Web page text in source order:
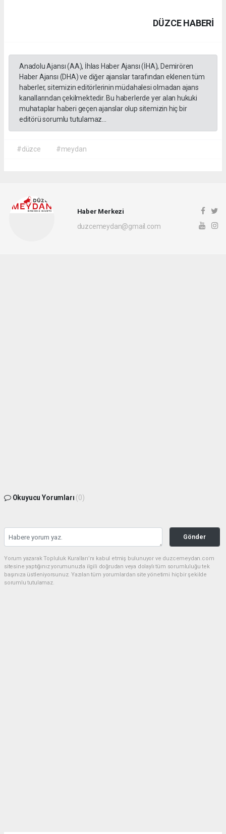
DÜZCE HABERİ
Anadolu Ajansı (AA), İhlas Haber Ajansı (İHA), Demirören
Haber Ajansı (DHA) ve diğer ajanslar tarafından eklenen tüm
haberler, sitemizin editörlerinin müdahalesi olmadan ajans
kanallarından çekilmektedir. Bu haberlerde yer alan hukuki
muhataplar haberi geçen ajanslar olup sitemizin hiç bir
editörü sorumlu tutulamaz...
#düzce #meydan
Haber Merkezi
duzcemeydan@gmail.com
Okuyucu Yorumları (0)
Gönder
Yorum yazarak Topluluk Kuralları’nı kabul etmiş bulunuyor ve duzcemeydan.com
sitesine yaptığınız yorumunuzla ilgili doğrudan veya dolaylı tüm sorumluluğu tek
başınıza üstleniyorsunuz. Yazılan tüm yorumlardan site yönetimi hiçbir şekilde
sorumlu tutulamaz.